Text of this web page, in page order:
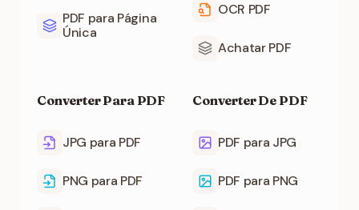
PDF para Página
Única
OCR PDF
Achatar PDF
Converter Para PDF
JPG para PDF
PNG para PDF
Converter De PDF
PDF para JPG
PDF para PNG